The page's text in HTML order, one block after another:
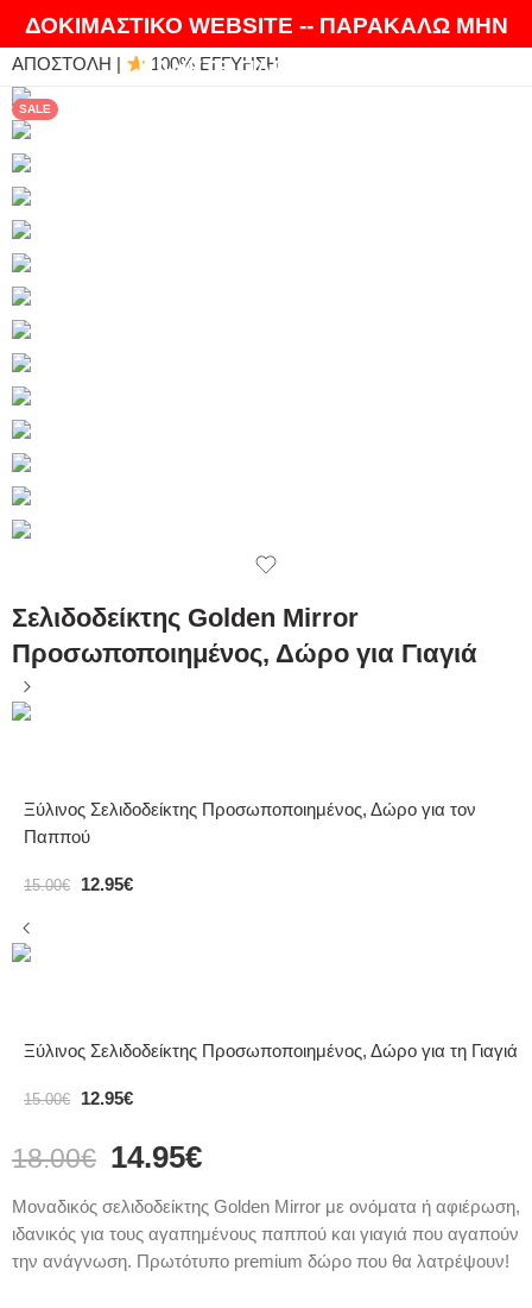
ΔΟΚΙΜΑΣΤΙΚΟ WEBSITE -- ΠΑΡΑΚΑΛΩ ΜΗΝ
ΚΑΝΕΤΕ ΠΑΡΑΓΓΕΛΙΕΣ
ΘΑ ΛΑΤΡΕΨΕΤΕ ΤΑ ΠΡΟΪΟΝΤΑ ΜΑΣ | EXPRESS
ΑΠΟΣΤΟΛΗ | 100% ΕΓΓΥΗΣΗ
SALE
Σελιδοδείκτης Golden Mirror
Προσωποποιημένος, Δώρο για Γιαγιά
Ξύλινος Σελιδοδείκτης Προσωποποιημένος, Δώρο για τον
Παππού
15.00€ 12.95€
Ξύλινος Σελιδοδείκτης Προσωποποιημένος, Δώρο για τη Γιαγιά
15.00€ 12.95€
18.00€ 14.95€
Μοναδικός σελιδοδείκτης Golden Mirror με ονόματα ή αφιέρωση,
ιδανικός για τους αγαπημένους παππού και γιαγιά που αγαπούν
την ανάγνωση. Πρωτότυπο premium δώρο που θα λατρέψουν!